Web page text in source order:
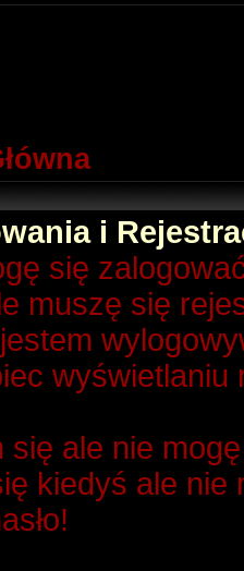
i
się
muszę się
się ale nie
kiedyś ale